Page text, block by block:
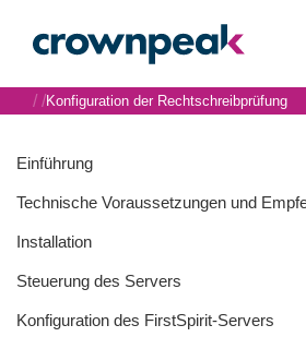
Einführung
Technische Voraussetzungen und
Installation
Steuerung des Servers
Konfiguration des FirstSpirit-Servers
/ /Konfiguration der Rechtschreibprüfung